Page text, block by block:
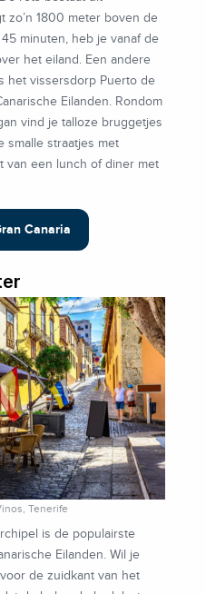
zo’n 1800 meter boven de
minuten, heb je vanaf de
het eiland. Een andere
het vissersdorp Puerto de
Eilanden. Rondom
vind je talloze bruggetjes
smalle straatjes met
van een lunch of diner met
Canaria
Tenerife
is de populairste
Eilanden. Wil je
de zuidkant van het